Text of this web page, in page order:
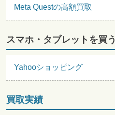
Meta Questの高額買取
スマホ・タブレットを買う
Yahooショッピング
買取実績